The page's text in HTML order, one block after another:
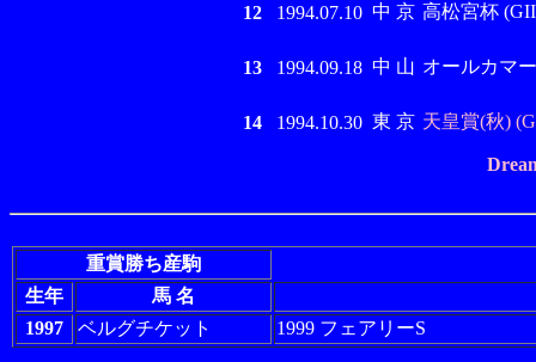
12 1994.07.10 中 京 高松宮杯
13 1994.09.18 中 山 オールカマ
14 1994.10.30 東 京 天皇賞(秋)
重賞勝ち産駒
生年
馬 名
1997
ベルグチケット 1999 フェアリーS